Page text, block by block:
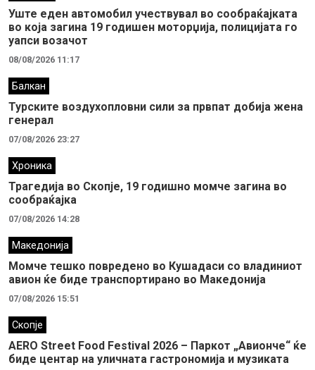
Уште еден автомобил учествувал во сообраќајката
во која загина 19 годишен моторџија, полицијата го
уапси возачот
08/08/2026 11:17
Балкан
Турските воздухопловни сили за првпат добија жена
генерал
07/08/2026 23:27
Хроника
Трагедија во Скопје, 19 годишно момче загина во
сообраќајка
07/08/2026 14:28
Македонија
Момче тешко повредено во Кушадаси со владиниот
авион ќе биде транспортирано во Македонија
07/08/2026 15:51
Скопје
AERO Street Food Festival 2026 – Паркот „Авионче“ ќе
биде центар на уличната гастрономија и музиката